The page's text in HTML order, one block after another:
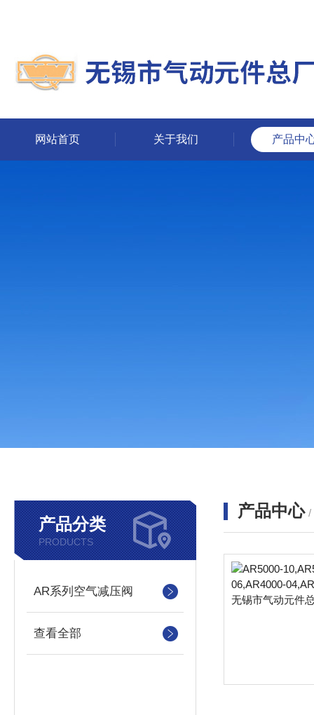
网站首页 关于我们 产品中
产品分类
PRODUCTS
AR系列空气减压阀
查看全部
产品中心 /